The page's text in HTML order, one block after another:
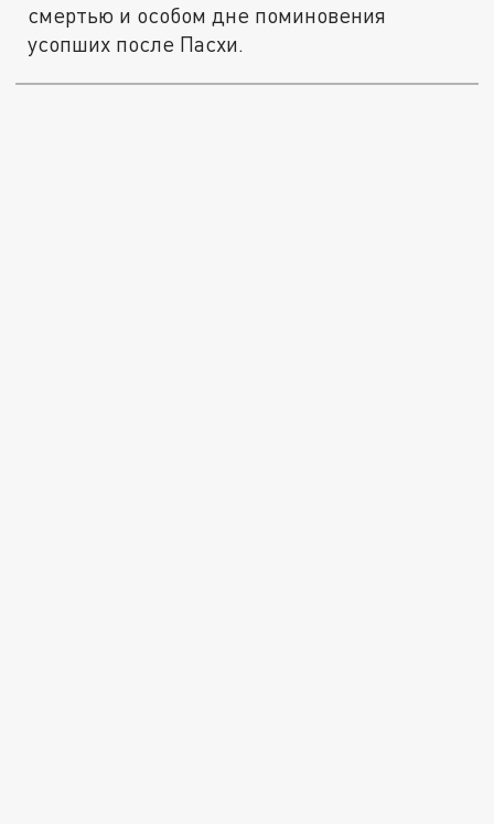
смертью и особом дне поминовения
усопших после Пасхи.